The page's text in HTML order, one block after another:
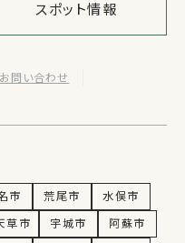
スポット情報
お問い合わせ
市 荒尾市
水俣市
草市 宇城市
阿蘇市